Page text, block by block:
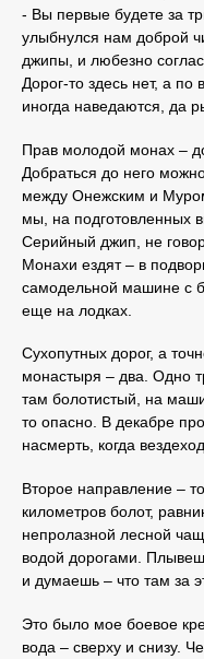
- Вы первые будете за
улыбнулся нам доброй
джипы, и любезно
Дорог-то здесь нет, а
иногда наведаются, да
Прав молодой монах –
Добраться до него
между Онежским и
мы, на подготовленных
Серийный джип, не
Монахи ездят – в
самодельной машине с
еще на лодках.
Сухопутных дорог, а
монастыря – два. Одно
там болотистый, на
то опасно. В декабре
насмерть, когда
Второе направление –
километров болот,
непролазной лесной
водой дорогами.
и думаешь – что там за
Это было мое боевое
вода – сверху и снизу.